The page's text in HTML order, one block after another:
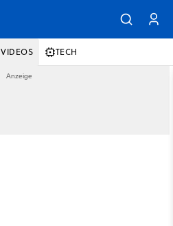
VIDEOS TECH